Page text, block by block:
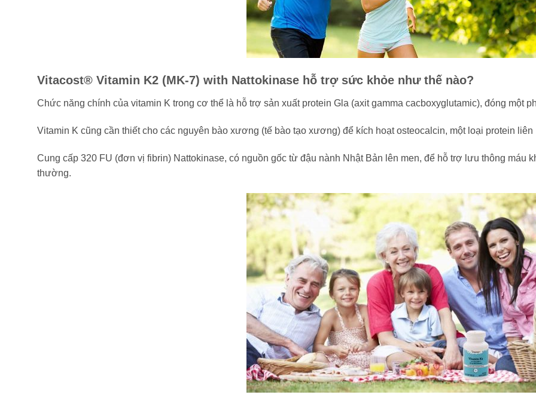
Vitacost® Vitamin K2 (MK-7) with Nattokinase hỗ trợ sức khỏe như thế nào?
Chức năng chính của vitamin K trong cơ thể là hỗ trợ sản xuất protein Gla (axit gamma cacboxyglutamic), đóng một
Vitamin K cũng cần thiết cho các nguyên bào xương (tế bào tạo xương) để kích hoạt osteocalcin, một loại protein
Cung cấp 320 FU (đơn vị fibrin) Nattokinase, có nguồn gốc từ đậu nành Nhật Bản lên men, để hỗ trợ lưu thông máu
thường.